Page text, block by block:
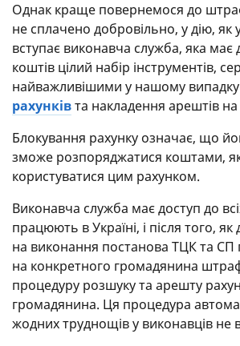
Однак краще повернемося до
не сплачено добровільно, у дію, як
вступає виконавча служба, яка має
коштів цілий набір інструментів,
найважливішими у нашому
рахунківта накладення арештів
Блокування рахунку означає, що
зможе розпоряджатися коштами,
користуватися цим рахунком.
Виконавча служба має доступ до
працюють в Україні, і після того,
на виконання постанова ТЦК та СП
на конкретного громадянина
процедуру розшуку та арешту
громадянина. Ця процедура
жодних труднощів у виконавців не